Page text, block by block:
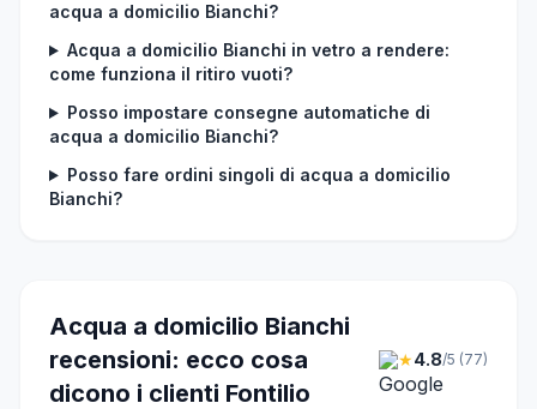
acqua a domicilio Bianchi?
Acqua a domicilio Bianchi in vetro a rendere:
come funziona il ritiro vuoti?
Posso impostare consegne automatiche di
acqua a domicilio Bianchi?
Posso fare ordini singoli di acqua a domicilio
Bianchi?
Acqua a domicilio Bianchi
recensioni: ecco cosa
dicono i clienti Fontilio
★4.8/5 (77)